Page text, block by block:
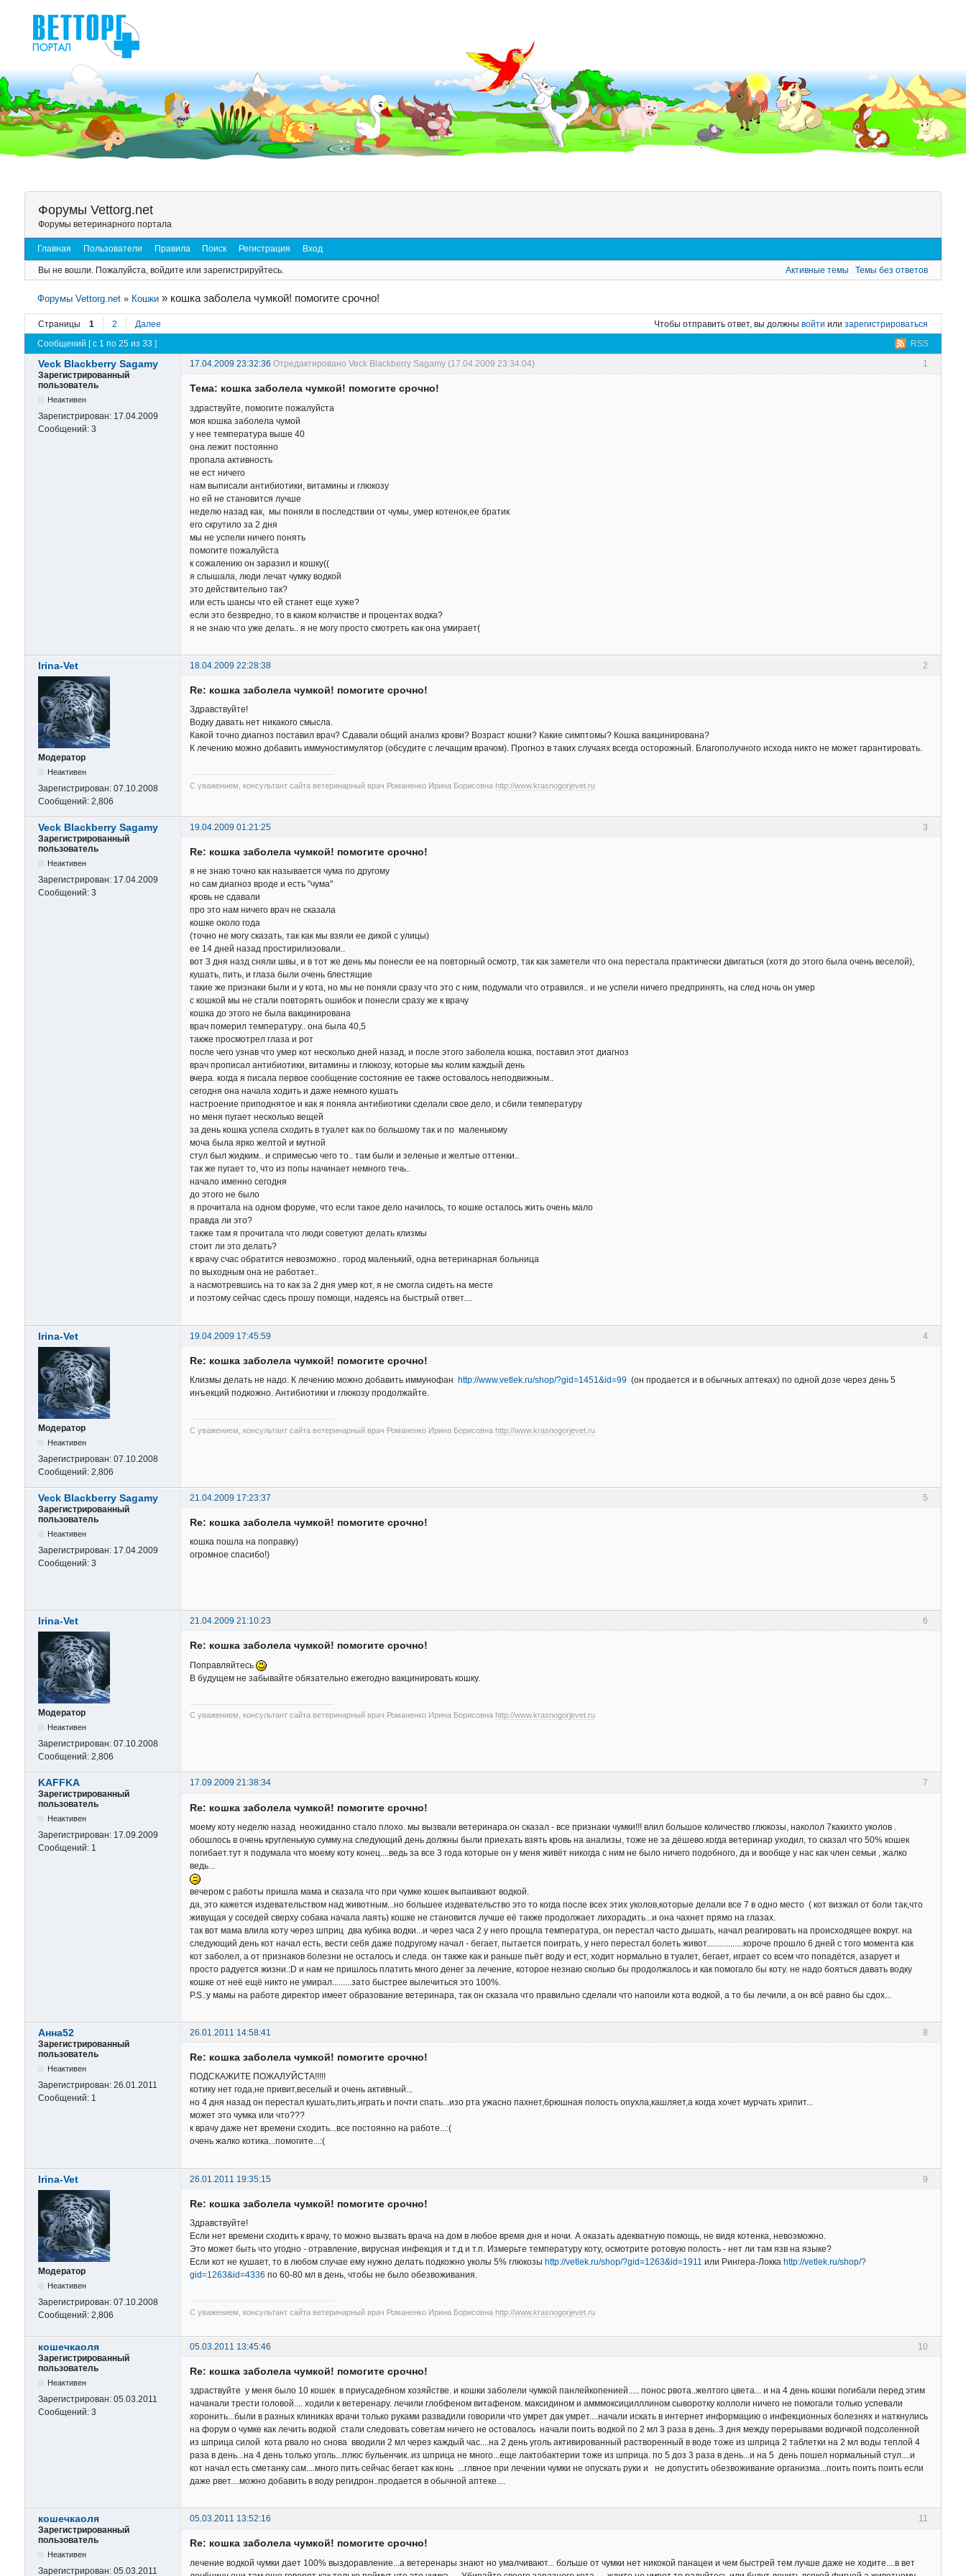
Форумы Vettorg.net
Форумы ветеринарного портала
Главная Пользователи Правила Поиск Регистрация Вход
Вы не вошли. Пожалуйста, войдите или зарегистрируйтесь. Активные темы Темы без ответов
Форумы Vettorg.net » Кошки » кошка заболела чумкой! помогите срочно!
Страницы 1 2 Далее Чтобы отправить ответ, вы должнывойти илизарегистрироваться
RSS
Сообщений [ с 1 по 25 из 33 ]
1
Veck Blackberry Sagamy 17.04.2009 23:32:36 Отредактировано Veck Blackberry Sagamy (17.04.2009 23:34:04)
Зарегистрированный
пользователь
Неактивен
Зарегистрирован: 17.04.2009
Сообщений: 3
Тема: кошка заболела чумкой! помогите срочно!
здраствуйте, помогите пожалуйста
моя кошка заболела чумой
у нее температура выше 40
она лежит постоянно
пропала активность
не ест ничего
нам выписали антибиотики, витамины и глюкозу
но ей не становится лучше
неделю назад как, мы поняли в последствии от чумы, умер котенок,ее братик
его скрутило за 2 дня
мы не успели ничего понять
помогите пожалуйста
к сожалению он заразил и кошку((
я слышала, люди лечат чумку водкой
это действительно так?
или есть шансы что ей станет еще хуже?
если это безвредно, то в каком колчистве и процентах водка?
я не знаю что уже делать.. я не могу просто смотреть как она умирает(
2
Irina-Vet 18.04.2009 22:28:38
Модератор
Неактивен
Зарегистрирован: 07.10.2008
Сообщений: 2,806
Re: кошка заболела чумкой! помогите срочно!
Здравствуйте!
Водку давать нет никакого смысла.
Какой точно диагноз поставил врач? Сдавали общий анализ крови? Возраст кошки? Какие симптомы? Кошка вакцинирована?
К лечению можно добавить иммуностимулятор (обсудите с лечащим врачом). Прогноз в таких случаях всегда осторожный. Благополучного исхода никто не может гарантировать.
С уважением, консультант сайта ветеринарный врач Романенко Ирина Борисовна http://www.krasnogorjevet.ru
3
Veck Blackberry Sagamy
19.04.2009 01:21:25
Зарегистрированный
пользователь
Неактивен
Зарегистрирован: 17.04.2009
Сообщений: 3
Re: кошка заболела чумкой! помогите срочно!
я не знаю точно как называется чума по другому
но сам диагноз вроде и есть "чума"
кровь не сдавали
про это нам ничего врач не сказала
кошке около года
(точно не могу сказать, так как мы взяли ее дикой с улицы)
ее 14 дней назад простирилизовали..
вот 3 дня назд сняли швы, и в тот же день мы понесли ее на повторный осмотр, так как заметели что она перестала практически двигаться (хотя до этого была очень веселой),
кушать, пить, и глаза были очень блестящие
такие же признаки были и у кота, но мы не поняли сразу что это с ним, подумали что отравился.. и не успели ничего предпринять, на след ночь он умер
с кошкой мы не стали повторять ошибок и понесли сразу же к врачу
кошка до этого не была вакцинирована
врач померил температуру.. она была 40,5
также просмотрел глаза и рот
после чего узнав что умер кот несколько дней назад, и после этого заболела кошка, поставил этот диагноз
врач прописал антибиотики, витамины и глюкозу, которые мы колим каждый день
вчера. когда я писала первое сообщение состояние ее также остовалось неподвижным..
сегодня она начала ходить и даже немного кушать
настроение приподнятое и как я поняла антибиотики сделали свое дело, и сбили температуру
но меня пугает несколько вещей
за день кошка успела сходить в туалет как по большому так и по маленькому
моча была ярко желтой и мутной
стул был жидким.. и спримесью чего то.. там были и зеленые и желтые оттенки..
так же пугает то, что из попы начинает немного течь..
начало именно сегодня
до этого не было
я прочитала на одном форуме, что если такое дело начилось, то кошке осталось жить очень мало
правда ли это?
также там я прочитала что люди советуют делать клизмы
стоит ли это делать?
к врачу счас обратится невозможно.. город маленький, одна ветеринарная больница
по выходным она не работает..
а насмотревшись на то как за 2 дня умер кот, я не смогла сидеть на месте
и поэтому сейчас сдесь прошу помощи, надеясь на быстрый ответ....
4
Irina-Vet 19.04.2009 17:45:59
Модератор
Неактивен
Зарегистрирован: 07.10.2008
Сообщений: 2,806
Re: кошка заболела чумкой! помогите срочно!
Клизмы делать не надо. К лечению можно добавить иммунофан http://www.vetlek.ru/shop/?gid=1451&id=99(он продается и в обычных аптеках) по одной дозе через день 5
инъекций подкожно. Антибиотики и глюкозу продолжайте.
С уважением, консультант сайта ветеринарный врач Романенко Ирина Борисовна http://www.krasnogorjevet.ru
5
Veck Blackberry Sagamy
21.04.2009 17:23:37
Зарегистрированный
пользователь
Неактивен
Зарегистрирован: 17.04.2009
Сообщений: 3
Re: кошка заболела чумкой! помогите срочно!
кошка пошла на поправку)
огромное спасибо!)
6
Irina-Vet 21.04.2009 21:10:23
Модератор
Неактивен
Зарегистрирован: 07.10.2008
Сообщений: 2,806
Re: кошка заболела чумкой! помогите срочно!
Поправляйтесь
В будущем не забывайте обязательно ежегодно вакцинировать кошку.
С уважением, консультант сайта ветеринарный врач Романенко Ирина Борисовна http://www.krasnogorjevet.ru
7
KAFFKA
17.09.2009 21:38:34
Зарегистрированный
пользователь
Неактивен
Зарегистрирован: 17.09.2009
Сообщений: 1
Re: кошка заболела чумкой! помогите срочно!
моему коту неделю назад неожиданно стало плохо. мы вызвали ветеринара.он сказал - все признаки чумки!!! влил большое количество глюкозы, наколол 7какихто уколов .
обошлось в очень кругленькую cумму.на следующий день должны были приехать взять кровь на анализы, тоже не за дёшево.когда ветеринар уходил, то сказал что 50% кошек
погибает.тут я подумала что моему коту конец....ведь за все 3 года которые он у меня живёт никогда с ним не было ничего подобного, да и вообще у нас как член семьи , жалко
ведь...
вечером с работы пришла мама и сказала что при чумке кошек выпаивают водкой.
да, это кажется издевательством над животным...но большее издевательство это то когда после всех этих уколов,которые делали все 7 в одно место ( кот визжал от боли так,что
живущая у соседей сверху собака начала лаять) кошке не становится лучше её также продолжает лихорадить...и она чахнет прямо на глазах.
так вот мама влила коту через шприц два кубика водки...и через часа 2 у него прощла температура, он перестал часто дышать, начал реагировать на происходящее вокруг. на
следующий день кот начал есть, вести себя даже подругому начал - бегает, пытается поиграть, у него перестал болеть живот.................короче прошло 6 дней с того момента как
кот заболел, а от признаков болезни не осталось и следа. он также как и раньше пьёт воду и ест, ходит нормально в туалет, бегает, играет со всем что попадётся, азарует и
просто радуется жизни.:D и нам не пришлось платить много денег за лечение, которое незнаю сколько бы продолжалось и как помогало бы коту. не надо бояться давать водку
кошке от неё ещё никто не умирал.........зато быстрее вылечиться это 100%.
P.S.:у мамы на работе директор имеет образование ветеринара, так он сказала что правильно сделали что напоили кота водкой, а то бы лечили, а он всё равно бы сдох...
8
Анна52
26.01.2011 14:58:41
Зарегистрированный
пользователь
Неактивен
Зарегистрирован: 26.01.2011
Сообщений: 1
Re: кошка заболела чумкой! помогите срочно!
ПОДСКАЖИТЕ ПОЖАЛУЙСТА!!!!!
котику нет года,не привит,веселый и очень активный...
но 4 дня назад он перестал кушать,пить,играть и почти спать...изо рта ужасно пахнет,брюшная полость опухла,кашляет,а когда хочет мурчать хрипит...
может это чумка или что???
к врачу даже нет времени сходить...все постоянно на работе...:(
очень жалко котика...помогите...:(
9
Irina-Vet 26.01.2011 19:35:15
Модератор
Неактивен
Зарегистрирован: 07.10.2008
Сообщений: 2,806
Re: кошка заболела чумкой! помогите срочно!
Здравствуйте!
Если нет времени сходить к врачу, то можно вызвать врача на дом в любое время дня и ночи. А оказать адекватную помощь, не видя котенка, невозможно.
Это может быть что угодно - отравление, вирусная инфекция и т.д и т.п. Измерьте температуру коту, осмотрите ротовую полость - нет ли там язв на языке?
Если кот не кушает, то в любом случае ему нужно делать подкожно уколы 5% глюкозы http://vetlek.ru/shop/?gid=1263&id=1911 или Рингера-Локка http://vetlek.ru/shop/?
gid=1263&id=4336 по 60-80 мл в день, чтобы не было обезвоживания.
С уважением, консультант сайта ветеринарный врач Романенко Ирина Борисовна http://www.krasnogorjevet.ru
10
кошечкаоля
05.03.2011 13:45:46
Зарегистрированный
пользователь
Неактивен
Зарегистрирован: 05.03.2011
Сообщений: 3
Re: кошка заболела чумкой! помогите срочно!
здраствуйте у меня было 10 кошек в приусадебном хозяйстве. и кошки заболели чумкой панлейкопенией..... понос рвота..желтого цвета... и на 4 день кошки погибали перед этим
начанали трести головой.... ходили к ветеренару. лечили глобфеном витафеном. максидином и амммоксицилллином сыворотку коллоли ничего не помогали только успевали
хоронить...были в разных клиниках врачи только руками развадили говорили что умрет дак умрет....начали искать в интернет информацию о инфекционных болезнях и наткнулись
на форум о чумке как лечить водкой стали следовать советам ничего не остовалось начали поить водкой по 2 мл 3 раза в день..3 дня между перерывами водичкой подсоленной
из шприца силой кота рвало но снова вводили 2 мл через каждый час....на 2 день уголь активированный растворенный в воде тоже из шприца 2 таблетки на 2 мл воды теплой 4
раза в день...на 4 день только уголь...плюс бульенчик..из шприца не много...еще лактобактерии тоже из шприца. по 5 доз 3 раза в день...и на 5 день пошел нормальный стул....и
кот начал есть сметанку сам....много пить сейчас бегает как конь ...глвное при лечении чумки не опускать руки и не допустить обезвоживание организма...поить поить поить если
даже рвет....можно добавить в воду регидрон..продается в обычной аптеке....
11
кошечкаоля
05.03.2011 13:52:16
Зарегистрированный
пользователь
Неактивен
Зарегистрирован: 05.03.2011
Re: кошка заболела чумкой! помогите срочно!
лечение водкой чумки дает 100% выздоравление...а ветеренары знают но умалчивают... больше от чумки нет никокой панацеи и чем быстрей тем лучше даже не ходите....в вет